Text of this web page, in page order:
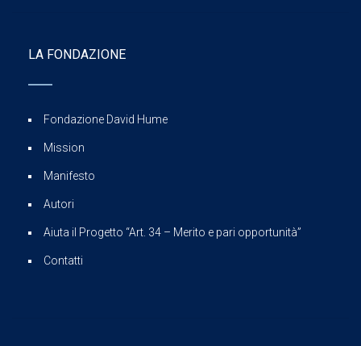
LA FONDAZIONE
Fondazione David Hume
Mission
Manifesto
Autori
Aiuta il Progetto “Art. 34 – Merito e pari opportunità”
Contatti